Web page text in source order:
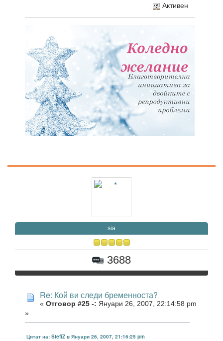
Активен
sia
3688
Re: Кой ви следи бременноста?
« Отговор #25 -: Януари 26, 2007, 22:14:58 pm
»
Цитат на: StefiZ в Януари 26, 2007, 21:16:25 pm